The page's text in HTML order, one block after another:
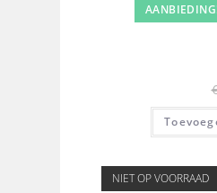
NIET OP VOORRAAD